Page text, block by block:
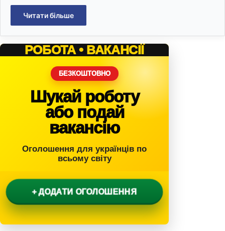
Читати більше
РОБОТА • ВАКАНСІЇ
БЕЗКОШТОВНО
Шукай роботу
або подай
вакансію
Оголошення для українців по
всьому світу
+ ДОДАТИ ОГОЛОШЕННЯ